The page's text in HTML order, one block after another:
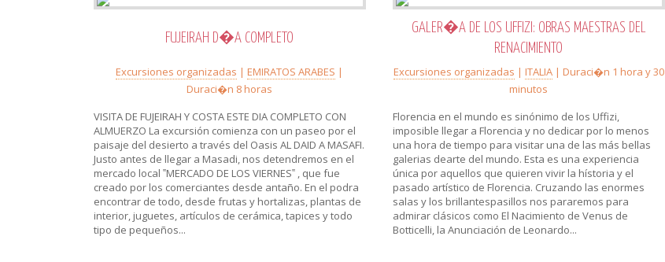
FUJEIRAH D�A COMPLETO
Excursiones organizadas |EMIRATOS ARABES |
Duraci�n 8 horas
VISITA DE FUJEIRAH Y COSTA ESTE DIA COMPLETO CON
ALMUERZO La excursión comienza con un paseo por el
paisaje del desierto a través del Oasis AL DAID A MASAFI.
Justo antes de llegar a Masadi, nos detendremos en el
mercado local ‟MERCADO DE LOS VIERNES‟ , que fue
creado por los comerciantes desde antaño. En el podra
encontrar de todo, desde frutas y hortalizas, plantas de
interior, juguetes, artículos de cerámica, tapices y todo
tipo de pequeños...
GALER�A DE LOS UFFIZI: OBRAS MAESTRAS DEL
RENACIMIENTO
Excursiones organizadas | ITALIA| Duraci�n 1 hora y 30
minutos
Florencia en el mundo es sinónimo de los Uffizi,
imposible llegar a Florencia y no dedicar por lo menos
una hora de tiempo para visitar una de las más bellas
galerias dearte del mundo. Esta es una experiencia
única por aquellos que quieren vivir la hístoria y el
pasado artístico de Florencia. Cruzando las enormes
salas y los brillantespasillos nos pararemos para
admirar clásicos como El Nacimiento de Venus de
Botticelli, la Anunciación de Leonardo...